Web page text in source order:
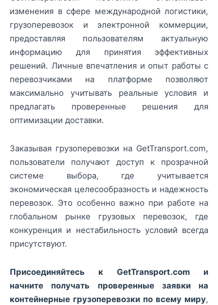
изменения в сфере международной логистики,
грузоперевозок и электронной коммерции,
предоставляя пользователям актуальную
информацию для принятия эффективных
решений. Личные впечатления и опыт работы с
перевозчиками на платформе позволяют
максимально учитывать реальные условия и
предлагать проверенные решения для
оптимизации доставки.
Заказывая грузоперевозки на GetTransport.com,
пользователи получают доступ к прозрачной
системе выбора, где учитывается
экономическая целесообразность и надежность
перевозок. Это особенно важно при работе на
глобальном рынке грузовых перевозок, где
конкуренция и нестабильность условий всегда
присутствуют.
Присоединяйтесь к GetTransport.com и
начните получать проверенные заявки на
контейнерные грузоперевозки по всему миру,